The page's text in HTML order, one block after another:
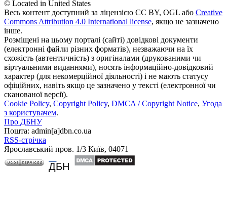
© Located in United States
Весь контент доступний за ліцензією CC BY, OGL або Creative
Commons Attribution 4.0 International license, якщо не зазначено
інше.
Розміщені на цьому порталі (сайті) довідкові документи
(електронні файли різних форматів), незважаючи на їх
схожість (автентичність) з оригіналами (друкованими чи
віртуальними виданнями), носять інформаційно-довідковий
характер (для некомерційної діяльності) і не мають статусу
офіційних, навіть якщо це зазначено у тексті (електронної чи
сканованої версії).
Cookie Policy, Copyright Policy, DMCA / Copyright Notice, Угода
з користувачем.
Про ДБНУ
Пошта: admin[а]dbn.co.ua
RSS-стрічка
Ярославський пров. 1/3 Київ, 04071